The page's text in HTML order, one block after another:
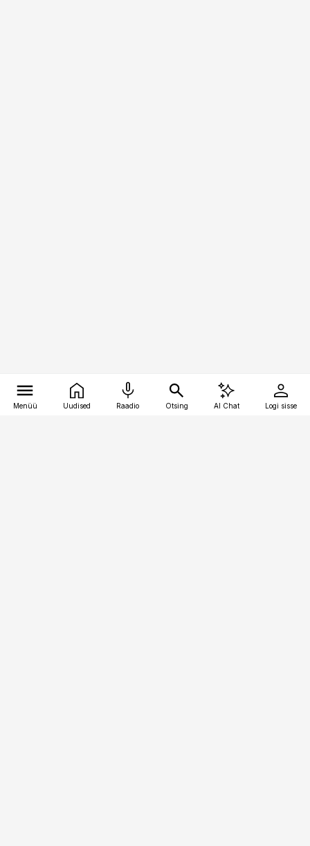
Menüü Uudised Raadio Otsing AI Chat Logi sisse